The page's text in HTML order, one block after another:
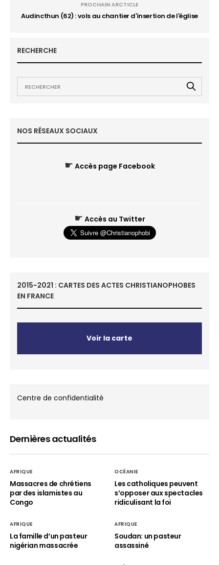
PROCHAIN ARCTICLE
Audincthun (62) : vols au chantier d'insertion de l'église
RECHERCHE
NOS RÉSEAUX SOCIAUX
☛ Accès page Facebook
☛ Accès au Twitter
2015-2021 : CARTES DES ACTES CHRISTIANOPHOBES
EN FRANCE
Voir la carte
Centre de confidentialité
Dernières actualités
AFRIQUE
Massacres de chrétiens
par des islamistes au
Congo
OCÉANIE
Les catholiques peuvent
s’opposer aux spectacles
ridiculisant la foi
AFRIQUE
La famille d’un pasteur
nigérian massacrée
AFRIQUE
Soudan: un pasteur
assassiné